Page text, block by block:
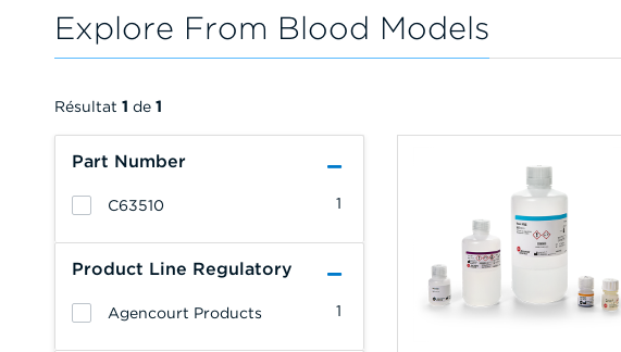
Explore From Blood Models
Part Number
1
C63510
Product Line Regulatory
1
Agencourt Products
Résultat 1 de 1